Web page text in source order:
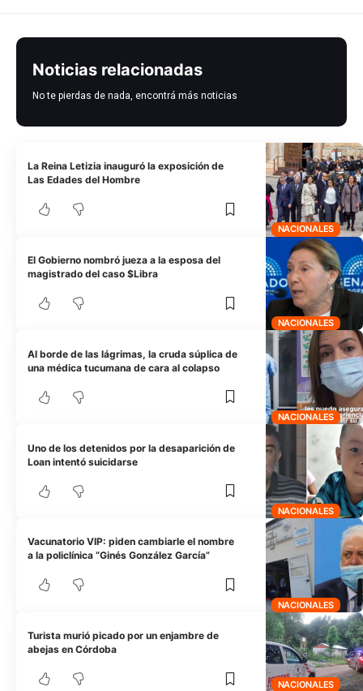
Noticias relacionadas
No te pierdas de nada, encontrá más noticias
NACIONALES
La Reina Letizia inauguró la exposición de
Las Edades del Hombre
NACIONALES
El Gobierno nombró jueza a la esposa del
magistrado del caso $Libra
NACIONALES
Al borde de las lágrimas, la cruda súplica de
una médica tucumana de cara al colapso
NACIONALES
Uno de los detenidos por la desaparición de
Loan intentó suicidarse
NACIONALES
Vacunatorio VIP: piden cambiarle el nombre
a la policlínica “Ginés González García”
NACIONALES
Turista murió picado por un enjambre de
abejas en Córdoba